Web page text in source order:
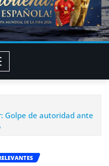
Golpe de autoridad ante